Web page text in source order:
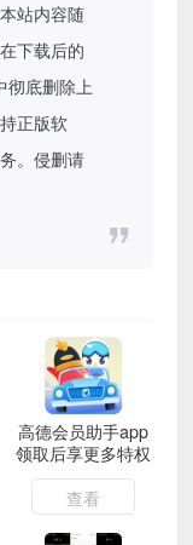
站内容随
下载后的
彻底删除上
正版软
。侵删请
高德会员助手app
领取后享更多特权
查看